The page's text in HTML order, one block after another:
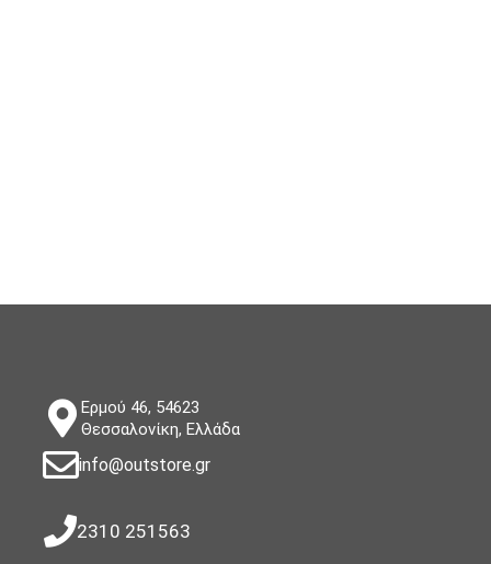
Ερμού 46, 54623
Θεσσαλονίκη, Ελλάδα
info@outstore.gr
2310 251563